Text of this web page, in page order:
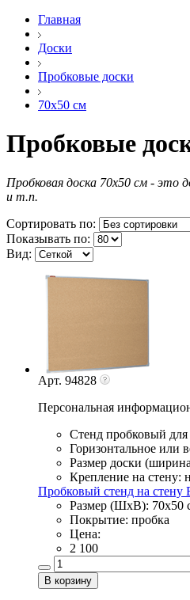
Главная
Доски
Пробковые доски
70х50 см
Пробковые
Пробковая доска 70х50 см - это
и т.п.
Сортировать по:
Показывать по:
Вид:
Арт. 94828
Персональная
Стенд пробковый для
Горизонтальное или
Размер доски
Крепление на стену:
Пробковый стенд на стену
Размер (ШхВ): 70х50
Покрытие: пробка
Цена:
2 100